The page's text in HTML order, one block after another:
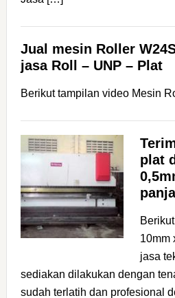
Jual mesin Roller
jasa Roll – UNP – Plat
Berikut tampilan video Mesin
plat
10mm
jasa
sediakan dilakukan dengan
sudah terlatih dan profesional